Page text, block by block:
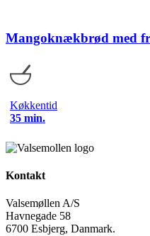
Mangoknækbrød med
Køkkentid
35 min.
Kontakt
Valsemøllen A/S
Havnegade 58
6700 Esbjerg, Danmark.